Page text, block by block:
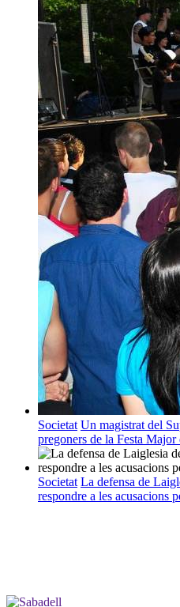
Societat Un magistrat del
pregoners de la Festa Major
Societat La defensa de
respondre a les acusacions